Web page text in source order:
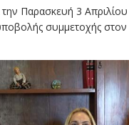
Παρασκευή 3 Απριλίου
συμμετοχής στον